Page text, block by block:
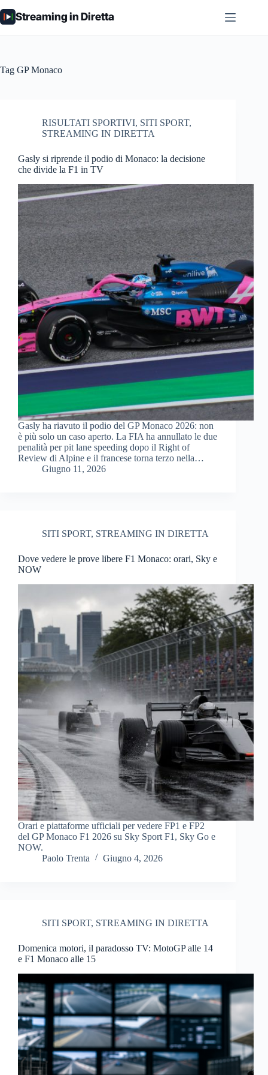
al
contenuto
Streaming in Diretta
Tag GP Monaco
RISULTATI SPORTIVI, SITI SPORT,
STREAMING IN DIRETTA
Gasly si riprende il podio di Monaco: la decisione
che divide la F1 in TV
Gasly ha riavuto il podio del GP Monaco 2026: non
è più solo un caso aperto. La FIA ha annullato le due
penalità per pit lane speeding dopo il Right of
Review di Alpine e il francese torna terzo nella…
Giugno 11, 2026
SITI SPORT, STREAMING IN DIRETTA
Dove vedere le prove libere F1 Monaco: orari, Sky e
NOW
Orari e piattaforme ufficiali per vedere FP1 e FP2
del GP Monaco F1 2026 su Sky Sport F1, Sky Go e
NOW.
Paolo Trenta
Giugno 4, 2026
SITI SPORT, STREAMING IN DIRETTA
Domenica motori, il paradosso TV: MotoGP alle 14
e F1 Monaco alle 15